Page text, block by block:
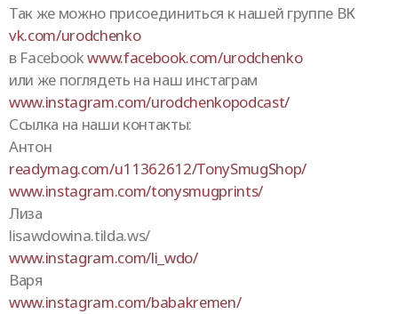
Так же можно присоединиться к нашей группе ВК
vk.com/urodchenko
в Facebookwww.facebook.com/urodchenko
или же поглядеть на наш инстаграм
www.instagram.com/urodchenkopodcast/
Ссылка на наши контакты:
Антон
readymag.com/u11362612/TonySmugShop/
www.instagram.com/tonysmugprints/
Лиза
lisawdowina.tilda.ws/
www.instagram.com/li_wdo/
Варя
www.instagram.com/babakremen/